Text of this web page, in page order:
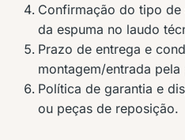
Confirmação do tipo de
da espuma no laudo
Prazo de entrega e
montagem/entrada
Política de garantia e
ou peças de reposição.